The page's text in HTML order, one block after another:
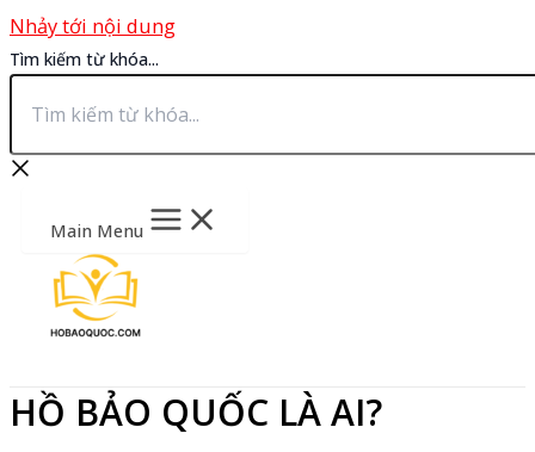
Nhảy tới nội dung
Tìm kiếm từ khóa...
Main Menu
HỒ BẢO QUỐC LÀ AI?